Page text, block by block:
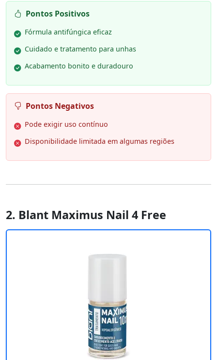
Pontos Positivos
Fórmula antifúngica eficaz
Cuidado e tratamento para unhas
Acabamento bonito e duradouro
Pontos Negativos
Pode exigir uso contínuo
Disponibilidade limitada em algumas regiões
2. Blant Maximus Nail 4 Free